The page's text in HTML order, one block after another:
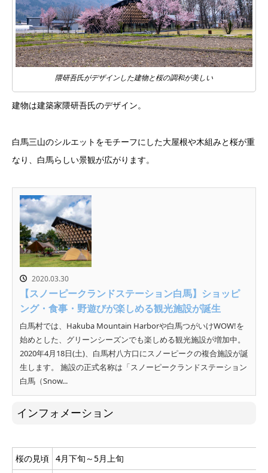
隈研吾氏がデザインした建物と桜の調和が美しい
建物は建築家隈研吾氏のデザイン。
白馬三山のシルエットをモチーフにした大屋根や木組みと桜が重
なり、白馬らしい景観が広がります。
2020.03.30
【スノーピークランドステーション白馬】ショッピ
ング・食事・野遊びが楽しめる観光施設が誕生
白馬村では、Hakuba Mountain Harborや白馬つがいけWOW!を
始めとした、グリーンシーズンでも楽しめる観光施設が増加中。
2020年4月18日(土)、白馬村八方口にスノーピークの複合施設が誕
生します。 施設の正式名称は「スノーピークランドステーション
白馬（Snow...
インフォメーション
桜の見頃 4月下旬～5月上旬